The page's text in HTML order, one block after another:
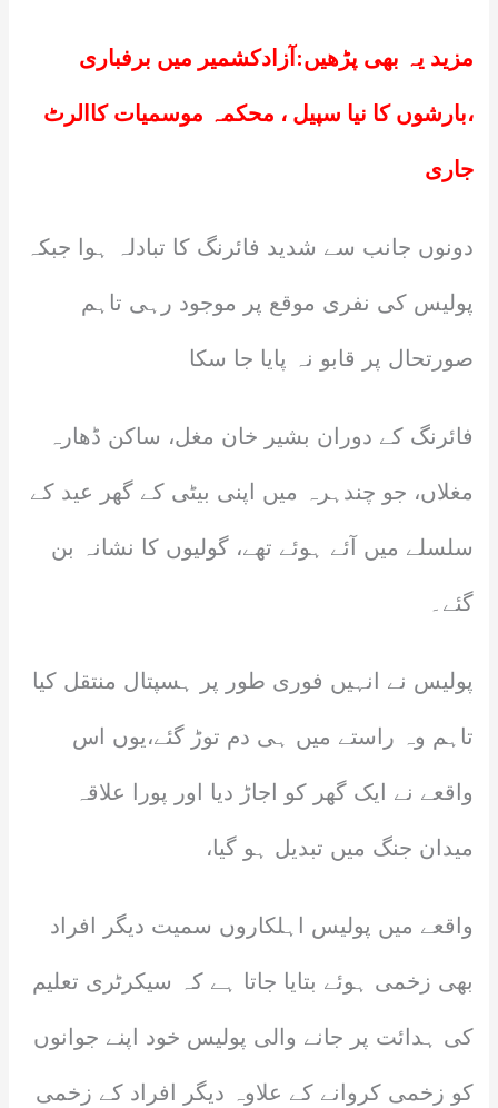
مزید یہ بھی پڑھیں: آزادکشمیر میں برفباری
،بارشوں کا نیا سپیل ، محکمہ موسمیات کاالرٹ
جاری
دونوں جانب سے شدید فائرنگ کا تبادلہ ہوا جبکہ
پولیس کی نفری موقع پر موجود رہی تاہم
صورتحال پر قابو نہ پایا جا سکا
فائرنگ کے دوران بشیر خان مغل، ساکن ڈھارہ
مغلاں، جو چندہرہ میں اپنی بیٹی کے گھر عید کے
سلسلے میں آئے ہوئے تھے، گولیوں کا نشانہ بن
گئے۔
پولیس نے انہیں فوری طور پر ہسپتال منتقل کیا
تاہم وہ راستے میں ہی دم توڑ گئے،یوں اس
واقعے نے ایک گھر کو اجاڑ دیا اور پورا علاقہ
میدان جنگ میں تبدیل ہو گیا،
واقعے میں پولیس اہلکاروں سمیت دیگر افراد
بھی زخمی ہوئے بتایا جاتا ہے کہ سیکرٹری تعلیم
کی ہدائت پر جانے والی پولیس خود اپنے جوانوں
کو زخمی کروانے کے علاوہ دیگر افراد کے زخمی